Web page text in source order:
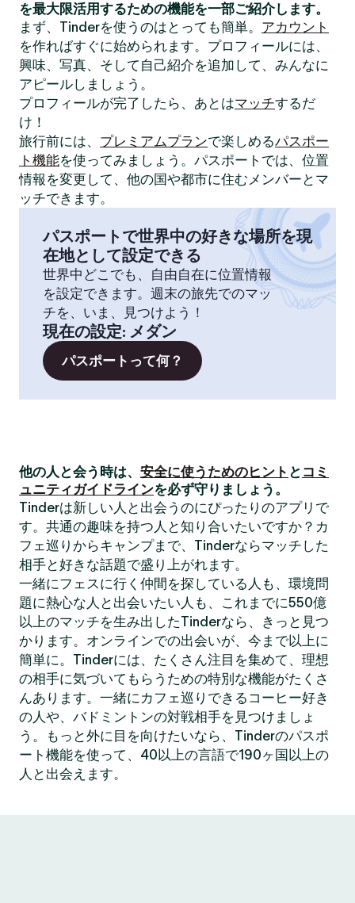
を最大限活用するための機能を一部ご紹介します。
まず、Tinderを使うのはとっても簡単。 アカウント
を作ればすぐに始められます。プロフィールには、
興味、写真、そして自己紹介を追加して、みんなに
アピールしましょう。
プロフィールが完了したら、あとはマッチするだ
け！
旅行前には、 プレミアムプランで楽しめるパスポー
ト機能を使ってみましょう。パスポートでは、位置
情報を変更して、他の国や都市に住むメンバーとマ
ッチできます。
パスポートで世界中の好きな場所を現
在地として設定できる
世界中どこでも、自由自在に位置情報
を設定できます。週末の旅先でのマッ
チを、いま、見つけよう！
現在の設定: メダン
パスポートって何？
他の人と会う時は、 安全に使うためのヒント と コミ
ュニティガイドラインを必ず守りましょう。
Tinderは新しい人と出会うのにぴったりのアプリで
す。共通の趣味を持つ人と知り合いたいですか？カ
フェ巡りからキャンプまで、Tinderならマッチした
相手と好きな話題で盛り上がれます。
一緒にフェスに行く仲間を探している人も、環境問
題に熱心な人と出会いたい人も、これまでに550億
以上のマッチを生み出したTinderなら、きっと見つ
かります。オンラインでの出会いが、今まで以上に
簡単に。Tinderには、たくさん注目を集めて、理想
の相手に気づいてもらうための特別な機能がたくさ
んあります。一緒にカフェ巡りできるコーヒー好き
の人や、バドミントンの対戦相手を見つけましょ
う。もっと外に目を向けたいなら、Tinderのパスポ
ート機能を使って、40以上の言語で190ヶ国以上の
人と出会えます。